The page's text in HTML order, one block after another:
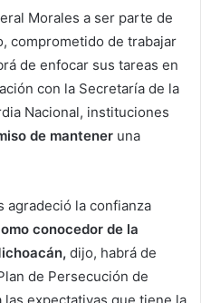
Morales a ser parte de
comprometido de trabajar
de enfocar sus tareas en
con la Secretaría de la
Nacional, instituciones
de mantener una
agradeció la confianza
conocedor de la
dijo, habrá de
de Persecución de
expectativas que tiene la